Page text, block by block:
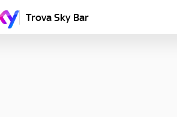
Trova Sky Bar